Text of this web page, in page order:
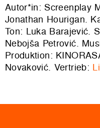
Autor*in: Screenplay
Jonathan Hourigan.
Ton: Luka Barajević.
Nebojša Petrović.
Produktion:
Novaković. Vertrieb: